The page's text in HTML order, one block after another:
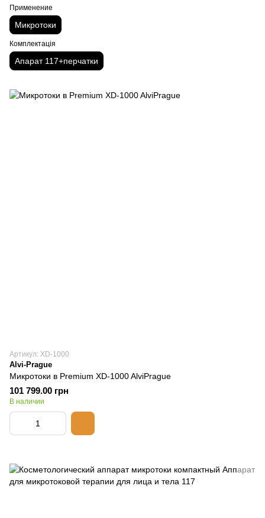
Применение
Микротоки
Комплектація
Апарат 117+перчатки
Артикул: XD-1000
Alvi-Prague
Микротоки в Premium XD-1000 AlviPrague
101 799.00 грн
В наличии